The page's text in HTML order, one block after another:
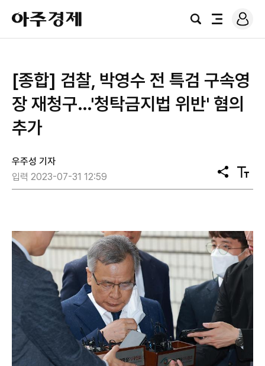
아
주
경
검
전
로
그
[종합] 검찰, 박영수 전 특검 구속영
장 재청구…'청탁금지법 위반' 혐의
추가
우주성 기자
입력 2023-07-31 12:59
공
유
텍
스